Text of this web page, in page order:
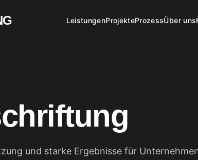
LeistungenProjekteProzessÜber uns
und starke Ergebnisse für